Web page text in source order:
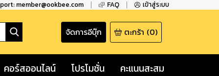
member@ookbee.com FAQ เข้าสู่ระบบ
จัดการอีบุ๊ก ตะกร้า (0)
คอร์สออนไลน์ โปรโมชั่น คะแนนสะสม